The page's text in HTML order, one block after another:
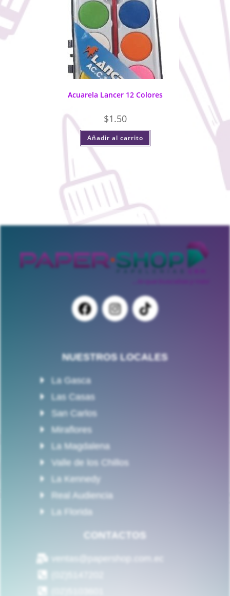
Acuarela Lancer 12 Colores
$1.50
Añadir al carrito
NUESTROS LOCALES
La Gasca
Las Casas
San Carlos
Miraflores
La Magdalena
Valle de los Chillos
La Kennedy
Real Audiencia
La Florida
CONTACTOS
ventas@papershop.com.ec